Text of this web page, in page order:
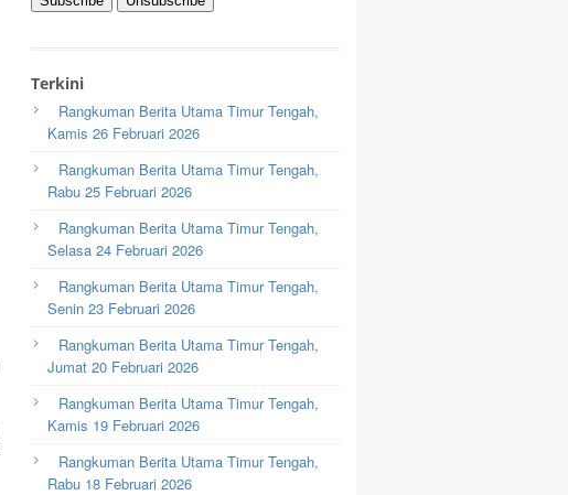
Terkini
Rangkuman Berita Utama Timur Tengah,
Kamis 26 Februari 2026
Rangkuman Berita Utama Timur Tengah,
Rabu 25 Februari 2026
Rangkuman Berita Utama Timur Tengah,
Selasa 24 Februari 2026
Rangkuman Berita Utama Timur Tengah,
Senin 23 Februari 2026
Rangkuman Berita Utama Timur Tengah,
Jumat 20 Februari 2026
Rangkuman Berita Utama Timur Tengah,
Kamis 19 Februari 2026
Rangkuman Berita Utama Timur Tengah,
Rabu 18 Februari 2026